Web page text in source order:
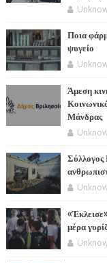
Ποια
ψυγείο
Άμεση
Μάνδρας
Σύλλογος
μέρα